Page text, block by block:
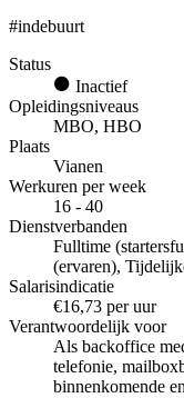
#indebuurt
Status
Inactief
Opleidingsniveaus
MBO, HBO
Plaats
Vianen
Werkuren per week
16 - 40
Dienstverbanden
Fulltime
(ervaren),
Salarisindicatie
€16,73 per uur
Verantwoordelijk voor
Als backoffice
telefonie,
binnenkomende